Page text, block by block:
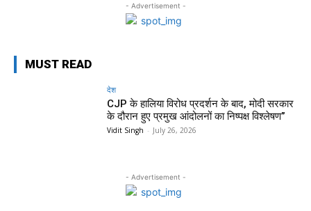
- Advertisement -
MUST READ
देश
CJP के हालिया विरोध प्रदर्शन के बाद, मोदी सरकार
के दौरान हुए प्रमुख आंदोलनों का निष्पक्ष विश्लेषण”
Vidit Singh - July 26, 2026
- Advertisement -